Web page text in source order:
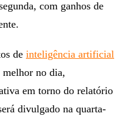
com ganhos de
de inteligência artificial
melhor no dia,
em torno do relatório
divulgado na quarta-